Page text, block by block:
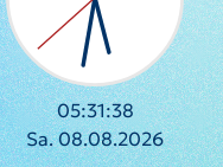
05:31:38
Sa. 08.08.2026